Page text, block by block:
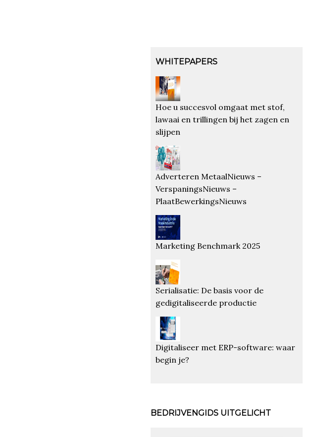
WHITEPAPERS
Hoe u succesvol omgaat met stof,
lawaai en trillingen bij het zagen en
slijpen
Adverteren MetaalNieuws –
VerspaningsNieuws –
PlaatBewerkingsNieuws
Marketing Benchmark 2025
Serialisatie: De basis voor de
gedigitaliseerde productie
Digitaliseer met ERP-software: waar
begin je?
BEDRIJVENGIDS UITGELICHT